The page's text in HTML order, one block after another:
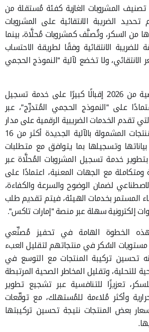
تصنيف المشروبات الغازية كفئة مُستقلة من
تحديد الضريبة الانتقائية على المشروبات
من السكر، وتُصنَّف كمشروبات مُحلَّاة، بينما
الانتقائية وفقًا لطريقة الاحتساب
السعر الانتقائي، ولا تخضع لآلية "النموذج الحجمي
شهدت الفترة المُنقضية من 2026 إقبالًا كبيرًا على خدمة تسجيل
على "النموذج الحجمي المُتدرِّج"، عبر
تقدم الخدمات الضريبية الرقمية على مدار
الساعة، فبلغ عدد المُنتجات المشمولة بالآلية الجديدة أكثر من 16
وتسجيلها بما يتوافق مع متطلبات
بتطوير خدمة تسجيل المشروبات المُحلَّاة عبر
مع الجهات المعنية، اعتمادًا على
لضمان الوضوح والسرعة والكفاءة،
المستمر بخدمات الهيئة، فيتم تقديم طلب
الخطوة الهامة في تحفيز مُصنِّعي
السُكر في منتجاتهم لتقليل العبء
تحسين تركيبة المنتجات مع التوسع في
للتحلية، وتقليل المخاطر الصحية المرتبطة
تعزيزًا للتنافسية عبر تشجيع تطوير
وأكثر مُلاءمة للمُستهلك، مع توقّعات
بعض المنتجات نتيجة تحسين تركيبتها